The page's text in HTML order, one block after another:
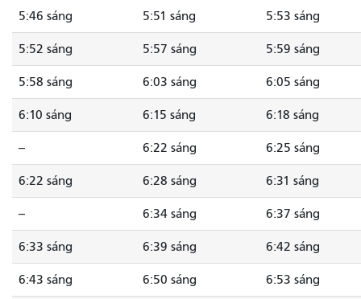
5:46 sáng 5:51 sáng 5:53 sáng
5:52 sáng 5:57 sáng 5:59 sáng
5:58 sáng 6:03 sáng 6:05 sáng
6:10 sáng 6:15 sáng 6:18 sáng
-- 6:22 sáng 6:25 sáng
6:22 sáng 6:28 sáng 6:31 sáng
-- 6:34 sáng 6:37 sáng
6:33 sáng 6:39 sáng 6:42 sáng
6:43 sáng 6:50 sáng 6:53 sáng